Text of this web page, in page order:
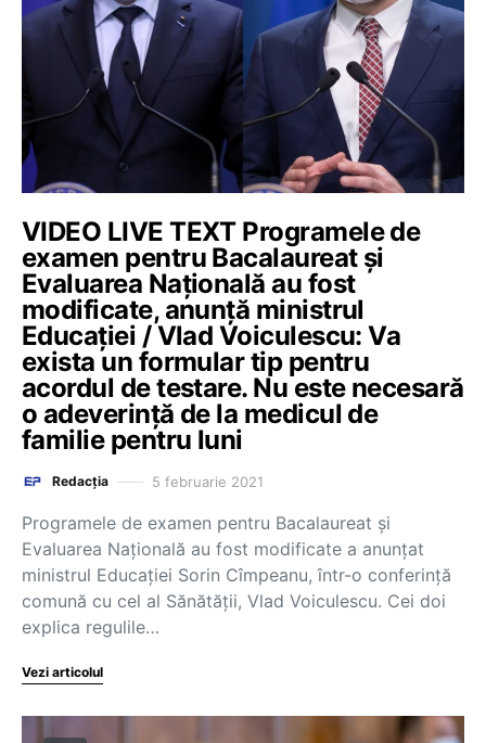
VIDEO LIVE TEXT Programele de
examen pentru Bacalaureat și
Evaluarea Națională au fost
modificate, anunță ministrul
Educației / Vlad Voiculescu: Va
exista un formular tip pentru
acordul de testare. Nu este necesară
o adeverință de la medicul de
familie pentru luni
Redacția 5 februarie 2021
Programele de examen pentru Bacalaureat și
Evaluarea Națională au fost modificate a anunțat
ministrul Educației Sorin Cîmpeanu, într-o conferință
comună cu cel al Sănătății, Vlad Voiculescu. Cei doi
explica regulile…
Vezi articolul